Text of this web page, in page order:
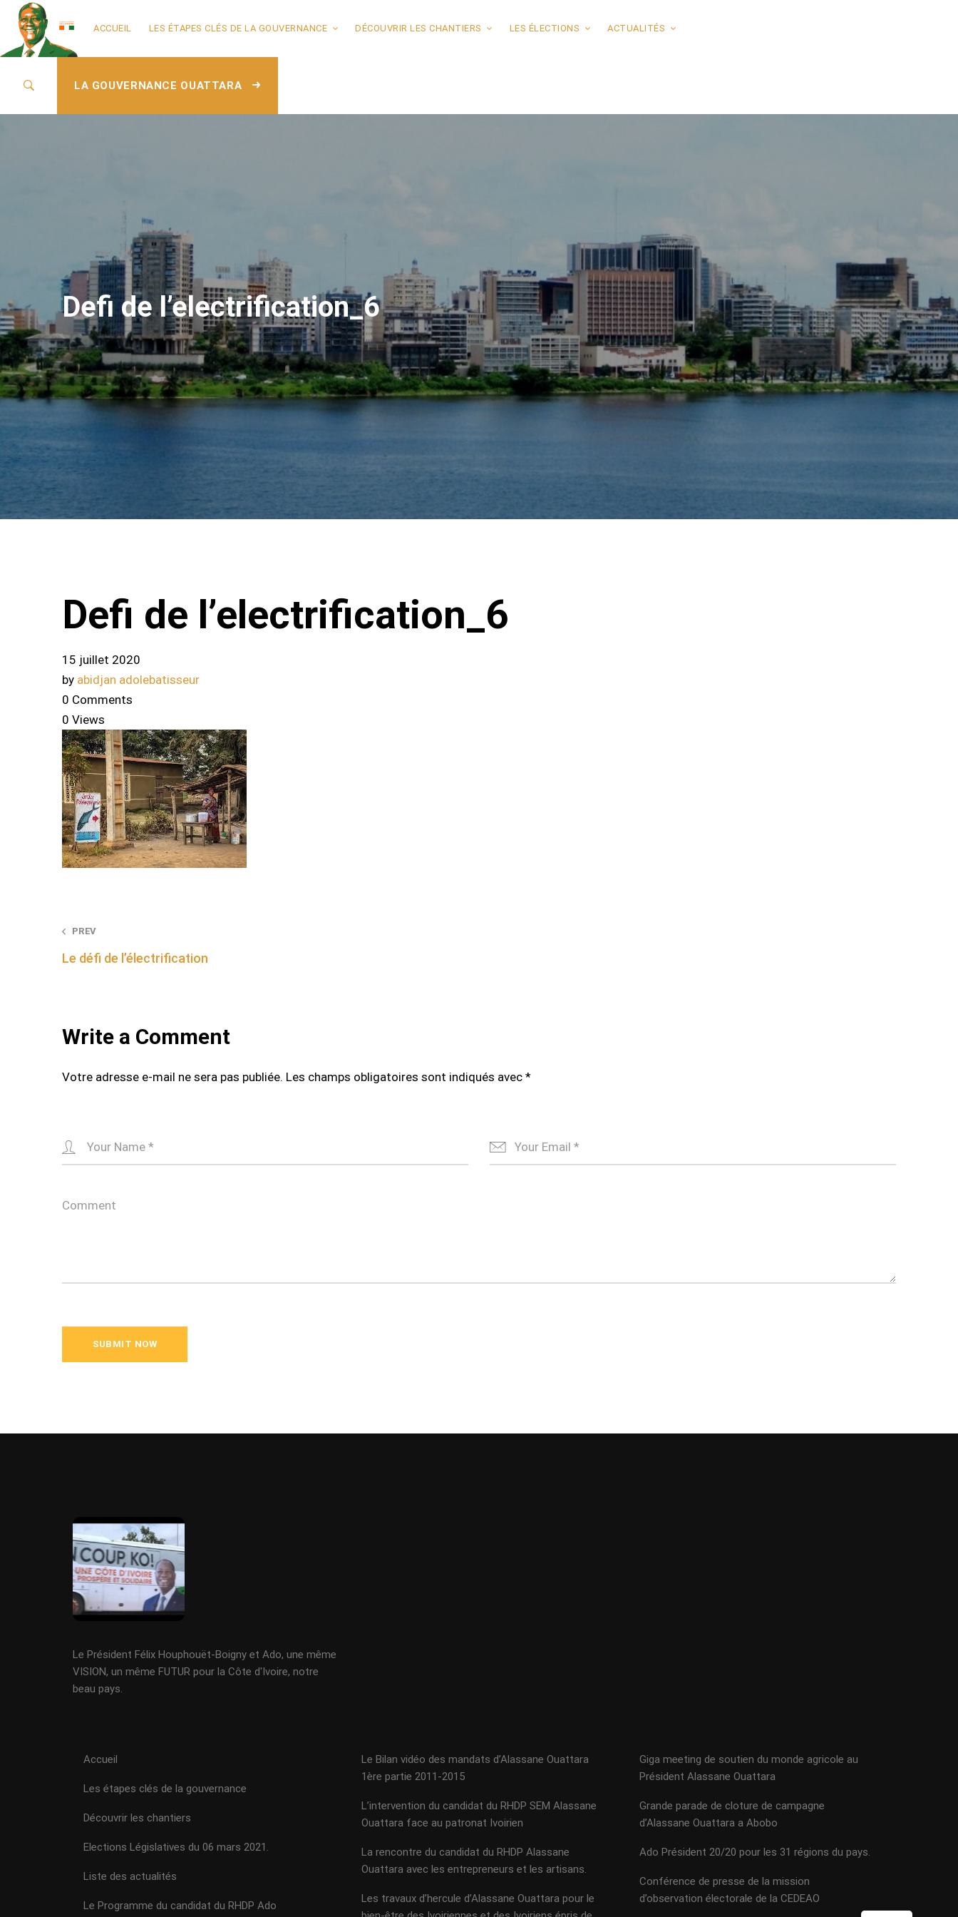
ACCUEIL LES ÉTAPES CLÉS DE LA GOUVERNANCE DÉCOUVRIR LES CHANTIERS LES ÉLECTIONS ACTUALITÉS
LA GOUVERNANCE OUATTARA
Defi de l’electrification_6
Defi de l’electrification_6
15 juillet 2020
by abidjan adolebatisseur
0 Comments
0 Views
Post
navigation
PREV
Le défi de l’électrification
Write a Comment
Votre adresse e-mail ne sera pas publiée. Les champs obligatoires sont indiqués avec *
Le Président Félix Houphouët-Boigny et Ado, une même
VISION, un même FUTUR pour la Côte d'Ivoire, notre
beau pays.
Accueil
Les étapes clés de la gouvernance
Découvrir les chantiers
Elections Législatives du 06 mars 2021.
Liste des actualités
Le Programme du candidat du RHDP Ado
Le Bilan vidéo des mandats d’Alassane Ouattara
1ère partie 2011-2015
L’intervention du candidat du RHDP SEM Alassane
Ouattara face au patronat Ivoirien
La rencontre du candidat du RHDP Alassane
Ouattara avec les entrepreneurs et les artisans.
Les travaux d’hercule d’Alassane Ouattara pour le
Giga meeting de soutien du monde agricole au
Président Alassane Ouattara
Grande parade de cloture de campagne
d’Alassane Ouattara a Abobo
Ado Président 20/20 pour les 31 régions du pays.
Conférence de presse de la mission
d’observation électorale de la CEDEAO